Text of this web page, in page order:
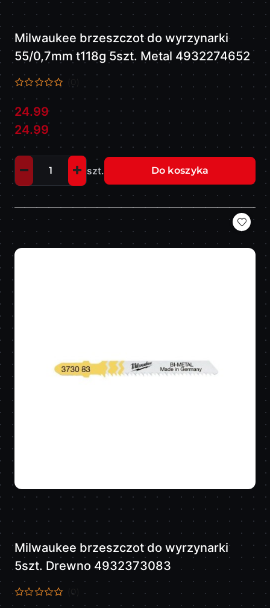
Milwaukee brzeszczot do wyrzynarki
55/0,7mm t118g 5szt. Metal 4932274652
Cena:
24.99
Cena:
24.99
szt. Do koszyka
Milwaukee brzeszczot do wyrzynarki
5szt. Drewno 4932373083
(0)